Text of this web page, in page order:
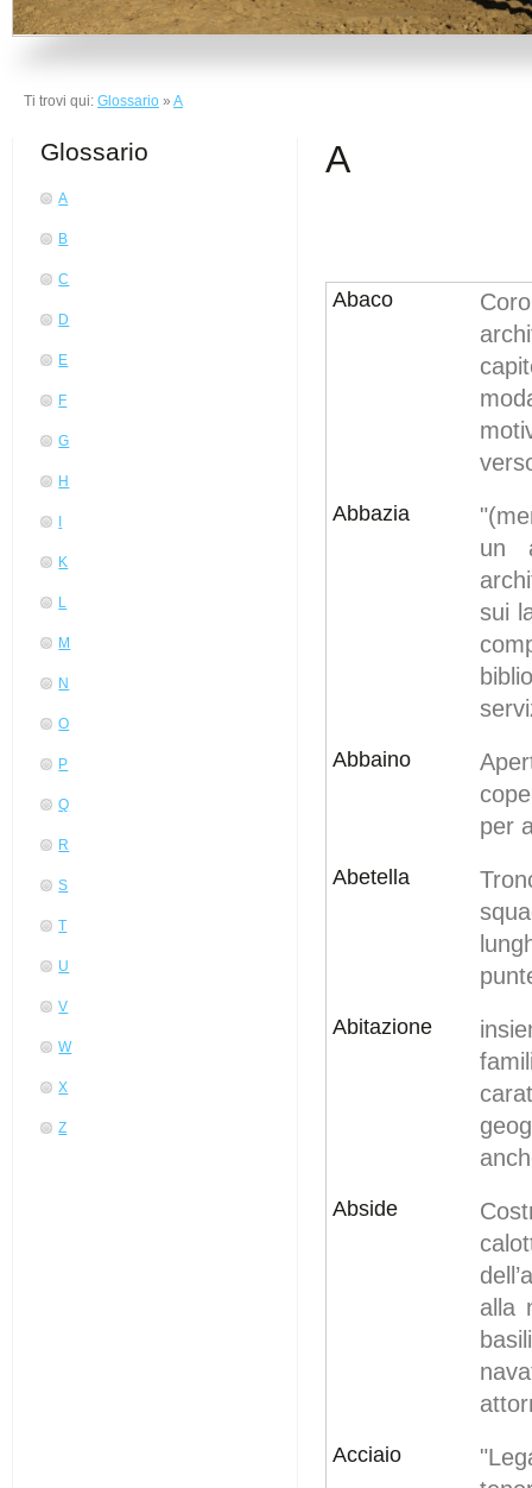
Ti trovi qui: Glossario » A
Glossario
A
B
C
D
E
F
G
H
K
L
M
N
O
P
Q
R
S
T
U
V
W
X
Z
A
Abaco
Abbazia
un
sui
Abbaino
per
Abetella
Abitazione
Abside
alla
Acciaio